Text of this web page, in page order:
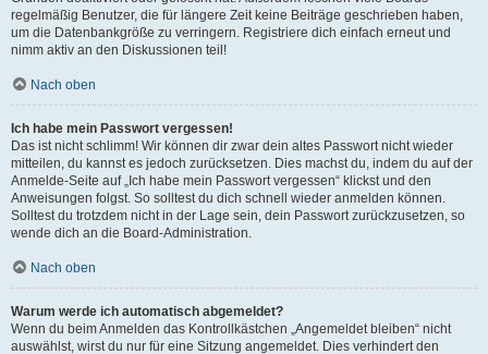
regelmäßig Benutzer, die für längere Zeit keine Beiträge geschrieben haben,
um die Datenbankgröße zu verringern. Registriere dich einfach erneut und
nimm aktiv an den Diskussionen teil!
Nach oben
Ich habe mein Passwort vergessen!
Das ist nicht schlimm! Wir können dir zwar dein altes Passwort nicht wieder
mitteilen, du kannst es jedoch zurücksetzen. Dies machst du, indem du auf der
Anmelde-Seite auf „Ich habe mein Passwort vergessen“ klickst und den
Anweisungen folgst. So solltest du dich schnell wieder anmelden können.
Solltest du trotzdem nicht in der Lage sein, dein Passwort zurückzusetzen, so
wende dich an die Board-Administration.
Nach oben
Warum werde ich automatisch abgemeldet?
Wenn du beim Anmelden das Kontrollkästchen „Angemeldet bleiben“ nicht
auswählst, wirst du nur für eine Sitzung angemeldet. Dies verhindert den